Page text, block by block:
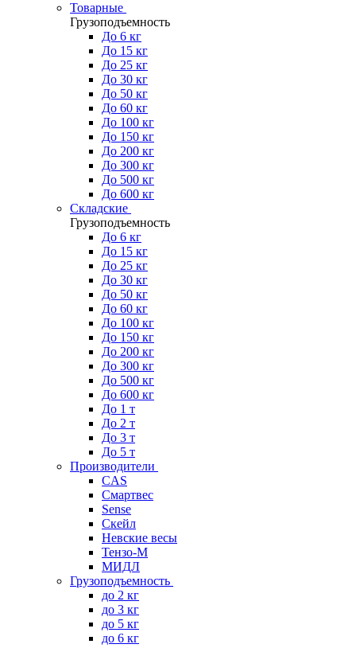
Товарные
Грузоподъемность
До 6 кг
До 15 кг
До 25 кг
До 30 кг
До 50 кг
До 60 кг
До 100 кг
До 150 кг
До 200 кг
До 300 кг
До 500 кг
До 600 кг
Складские
Грузоподъемность
До 6 кг
До 15 кг
До 25 кг
До 30 кг
До 50 кг
До 60 кг
До 100 кг
До 150 кг
До 200 кг
До 300 кг
До 500 кг
До 600 кг
До 1 т
До 2 т
До 3 т
До 5 т
Производители
CAS
Смартвес
Sense
Скейл
Невские весы
Тензо-М
МИДЛ
Грузоподъемность
до 2 кг
до 3 кг
до 5 кг
до 6 кг